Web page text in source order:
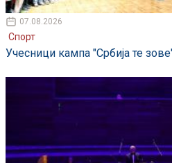
07.08.2026
Спорт
Учесници кампа "Србија те